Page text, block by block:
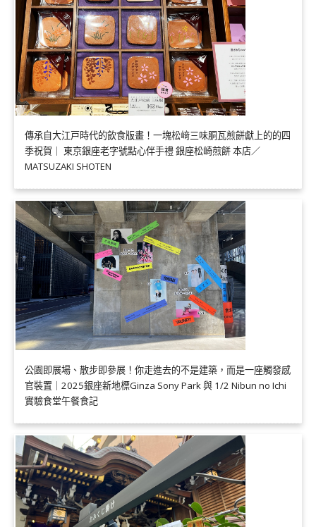
傳承自大江戸時代的飲食版畫！一塊松﨑三味胴瓦煎餅獻上的的四
季祝賀｜ 東京銀座老字號點心伴手禮 銀座松崎煎餅 本店／
MATSUZAKI SHOTEN
公園即展場、散步即參展！你走進去的不是建築，而是一座觸發感
官裝置｜2025銀座新地標Ginza Sony Park 與 1/2 Nibun no Ichi
實驗食堂午餐食記